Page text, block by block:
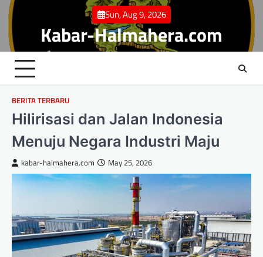
Skip
content
Sun, Aug 9, 2026
Kabar-Halmahera.com
BERITA TERBARU
Hilirisasi dan Jalan Indonesia
Menuju Negara Industri Maju
kabar-halmahera.com May 25, 2026